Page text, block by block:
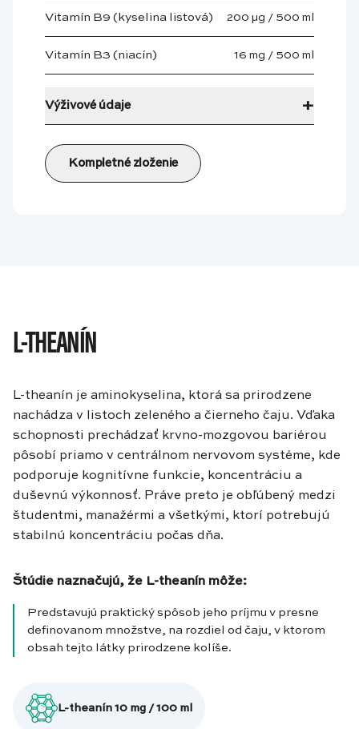
Vitamín B9 (kyselina listová) 200 µg / 500 ml
Vitamín B3 (niacín) 16 mg / 500 ml
Výživové údaje +
Kompletné zloženie
L-THEANÍN
L-theanín je aminokyselina, ktorá sa prirodzene
nachádza v listoch zeleného a čierneho čaju. Vďaka
schopnosti prechádzať krvno-mozgovou bariérou
pôsobí priamo v centrálnom nervovom systéme, kde
podporuje kognitívne funkcie, koncentráciu a
duševnú výkonnosť. Práve preto je obľúbený medzi
študentmi, manažérmi a všetkými, ktorí potrebujú
stabilnú koncentráciu počas dňa.
Štúdie naznačujú, že L-theanín môže:
Predstavujú praktický spôsob jeho príjmu v presne
definovanom množstve, na rozdiel od čaju, v ktorom
obsah tejto látky prirodzene kolíše.
L-theanín 10 mg / 100 ml